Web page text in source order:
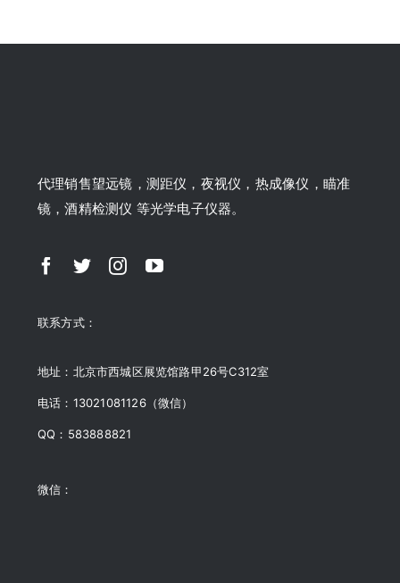
代理销售望远镜，测距仪，夜视仪，热成像仪，瞄准
镜，酒精检测仪 等光学电子仪器。
联系方式：
地址：北京市西城区展览馆路甲26号C312室
电话：13021081126（微信）
QQ：583888821
微信：